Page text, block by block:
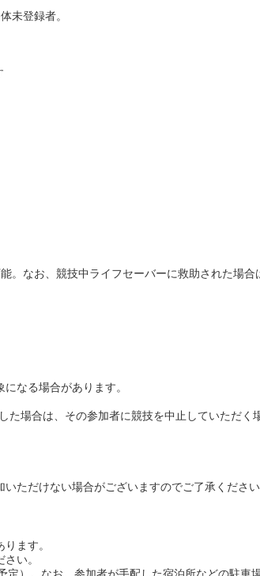
未登録者。
。なお、競技中ライフセーバーに救助された場
なる場合があります。
場合は、その参加者に競技を中止していただく
だけない場合がございますのでご了承ください
ます。
い。
定）。なお、参加者が手配した宿泊所などの駐車